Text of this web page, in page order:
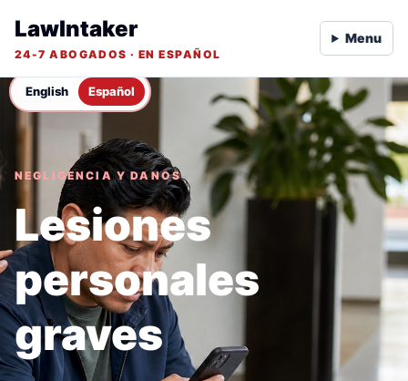
English Español
LawIntaker
24-7 ABOGADOS · EN ESPAÑOL
Menu
NEGLIGENCIA Y DANOS
Lesiones
personales
graves